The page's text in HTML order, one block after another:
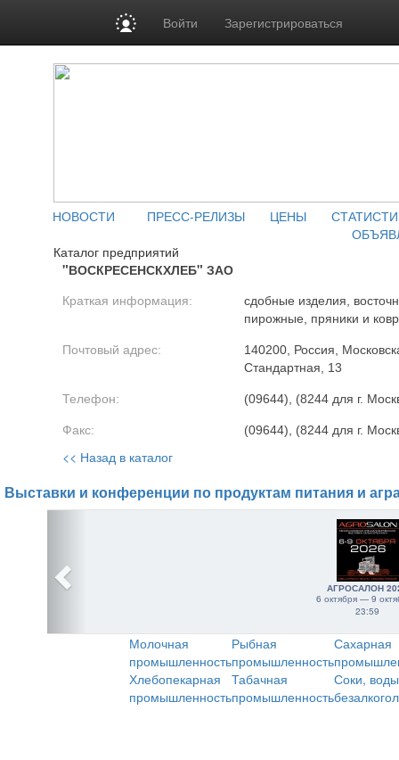
Войти Зарегистрироваться
НОВОСТИ ПРЕСС-РЕЛИЗЫ ЦЕНЫ
Каталог предприятий
"ВОСКРЕСЕНСКХЛЕБ" ЗАО
Краткая информация:
сдобные изделия,
пирожные, пряники и
Почтовый адрес:
140200, Россия,
Стандартная, 13
Телефон: (09644), (8244 для г.
Факс: (09644), (8244 для г.
<< Назад в каталог
Выставки и конференции по продуктам питания и
АГРОСАЛОН
6 октября — 9
23:59
Молочная
промышленность
Рыбная
промышленность
Сахарная
Хлебопекарная
промышленность
Табачная
промышленность
Соки,